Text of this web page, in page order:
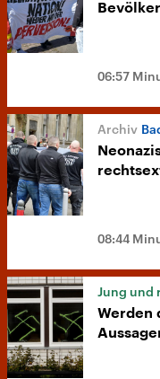
06:57
08:44
Jung und
Werden